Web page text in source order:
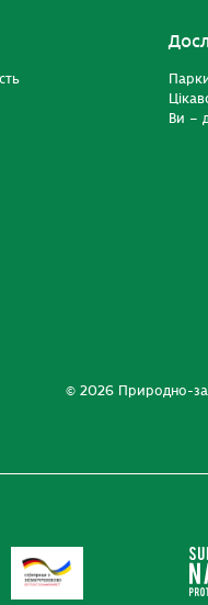
Ви –
© 2026 Природно-